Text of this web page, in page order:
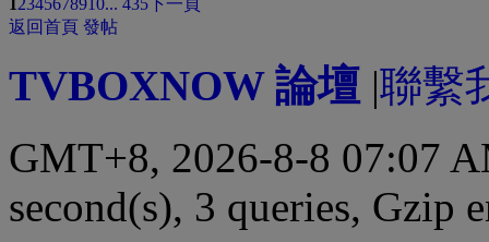
12345678910... 435下一頁
返回首頁 發帖
TVBOXNOW 論壇 |聯繫
GMT+8, 2026-8-8 07:07
second(s), 3 queries, Gzip